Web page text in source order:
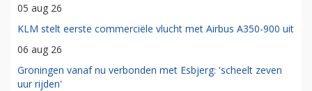
05 aug 26
KLM stelt eerste commerciële vlucht met Airbus A350-900 uit
06 aug 26
Groningen vanaf nu verbonden met Esbjerg: 'scheelt zeven
uur rijden'